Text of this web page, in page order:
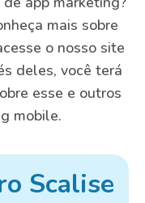
mais sobre
o nosso site
deles, você terá
esse e outros
mobile.
Scalise